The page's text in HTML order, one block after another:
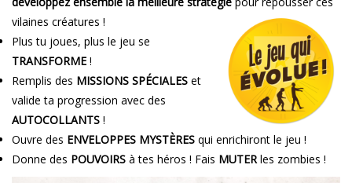
vilaines créatures !
Plus tu joues, plus le jeu se
TRANSFORME !
Remplis des MISSIONS SPÉCIALES et
valide ta progression avec des
AUTOCOLLANTS !
Ouvre des ENVELOPPES MYSTÈRES qui enrichiront le jeu !
Donne des POUVOIRS à tes héros ! Fais MUTER les zombies !